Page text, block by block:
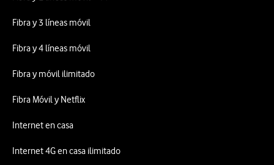
Fibra y 3 líneas móvil
Fibra y 4 líneas móvil
Fibra y móvil ilimitado
Fibra Móvil y Netflix
Internet en casa
Internet 4G en casa ilimitado